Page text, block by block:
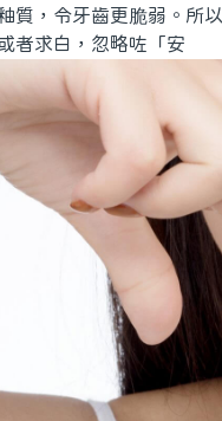
質，令牙齒更脆弱。所
者求白，忽略咗「安